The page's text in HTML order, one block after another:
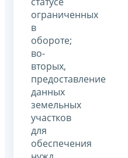
ограниченных
в
обороте;
во-
вторых,
предоставление
данных
земельных
участков
для
обеспечения